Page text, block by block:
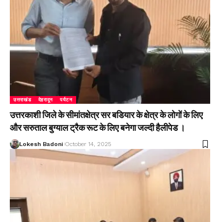
उत्तराखंड देहरादून पर्यटन
उत्तरकाशी जिले के सीमांतक्षेत्र सर बडियार के क्षेत्र के लोगों के लिए
और सरुताल बुग्याल ट्रैक रूट के लिए बनेगा जल्दी हैलीपेड ।
Lokesh Badoni October 14, 2025